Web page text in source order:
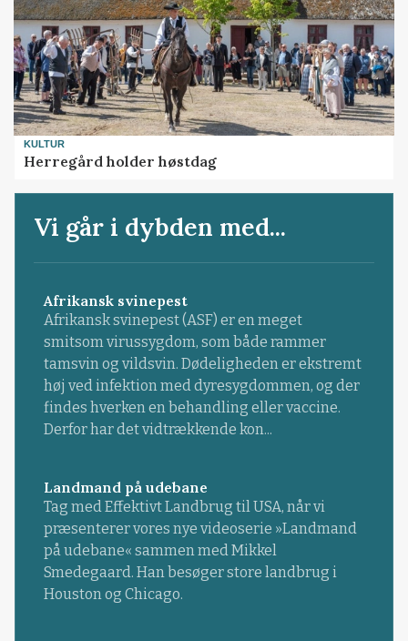
KULTUR
Herregård holder høstdag
Vi går i dybden med...
Afrikansk svinepest
Afrikansk svinepest (ASF) er en meget
smitsom virussygdom, som både rammer
tamsvin og vildsvin. Dødeligheden er ekstremt
høj ved infektion med dyresygdommen, og der
findes hverken en behandling eller vaccine.
Derfor har det vidtrækkende kon...
Landmand på udebane
Tag med Effektivt Landbrug til USA, når vi
præsenterer vores nye videoserie »Landmand
på udebane« sammen med Mikkel
Smedegaard. Han besøger store landbrug i
Houston og Chicago.